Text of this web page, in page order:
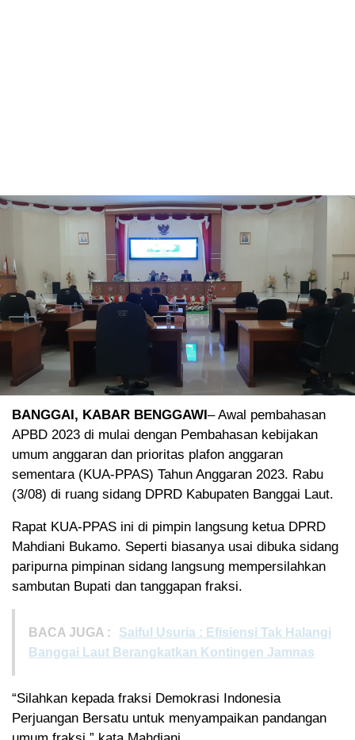
BANGGAI, KABAR BENGGAWI– Awal pembahasan
APBD 2023 di mulai dengan Pembahasan kebijakan
umum anggaran dan prioritas plafon anggaran
sementara (KUA-PPAS) Tahun Anggaran 2023. Rabu
(3/08) di ruang sidang DPRD Kabupaten Banggai Laut.
Rapat KUA-PPAS ini di pimpin langsung ketua DPRD
Mahdiani Bukamo. Seperti biasanya usai dibuka sidang
paripurna pimpinan sidang langsung mempersilahkan
sambutan Bupati dan tanggapan fraksi.
BACA JUGA :
Saiful Usuria : Efisiensi Tak Halangi
Banggai Laut Berangkatkan Kontingen Jamnas
“Silahkan kepada fraksi Demokrasi Indonesia
Perjuangan Bersatu untuk menyampaikan pandangan